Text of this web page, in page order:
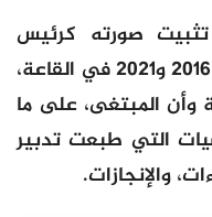
صورته كرئيس
للمجلس الجماعي للفترة ما بين 2016 و2021 في القاعة،
وأن المبتغى، على ما
التي طبعت تدبير
والإنجازات.